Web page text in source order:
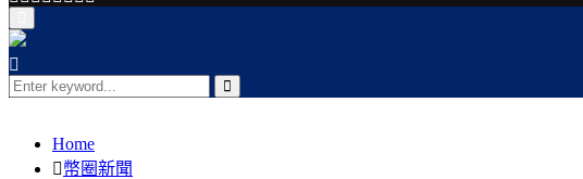
Menu
Search
for:
Search
Home
幣圈新聞